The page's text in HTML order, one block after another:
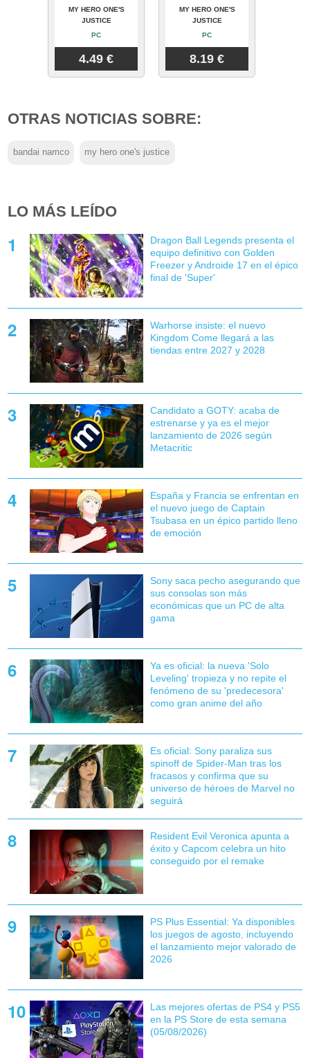
MY HERO ONE'S
JUSTICE
PC
4.49 €
MY HERO ONE'S
JUSTICE
PC
8.19 €
OTRAS NOTICIAS SOBRE:
bandai namco my hero one's justice
LO MÁS LEÍDO
Dragon Ball Legends presenta el
equipo definitivo con Golden
Freezer y Androide 17 en el épico
final de 'Super'
Warhorse insiste: el nuevo
Kingdom Come llegará a las
tiendas entre 2027 y 2028
Candidato a GOTY: acaba de
estrenarse y ya es el mejor
lanzamiento de 2026 según
Metacritic
España y Francia se enfrentan en
el nuevo juego de Captain
Tsubasa en un épico partido lleno
de emoción
Sony saca pecho asegurando que
sus consolas son más
económicas que un PC de alta
gama
Ya es oficial: la nueva 'Solo
Leveling' tropieza y no repite el
fenómeno de su 'predecesora'
como gran anime del año
Es oficial: Sony paraliza sus
spinoff de Spider-Man tras los
fracasos y confirma que su
universo de héroes de Marvel no
seguirá
Resident Evil Veronica apunta a
éxito y Capcom celebra un hito
conseguido por el remake
PS Plus Essential: Ya disponibles
los juegos de agosto, incluyendo
el lanzamiento mejor valorado de
2026
Las mejores ofertas de PS4 y PS5
en la PS Store de esta semana
(05/08/2026)